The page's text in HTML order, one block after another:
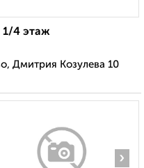
1/4 этаж
Дмитрия Козулева 10
›